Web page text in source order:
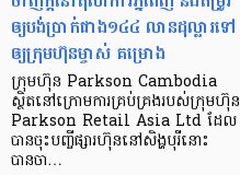
ឲ្យបង់ប្រាក់ជាង១៤៤ លានដុល្លារទៅ
ឲ្យក្រុមហ៊ុនម្ចាស់ គម្រោង
ក្រុមហ៊ុន Parkson Cambodia
ស្ថិតនៅក្រោមការគ្រប់គ្រងរបស់ក្រុមហ៊ុន
Parkson Retail Asia Ltd ដែល
បានចុះបញ្ចីផ្សារហ៊ុននៅសិង្ហបុរីនោះ
បានចា…